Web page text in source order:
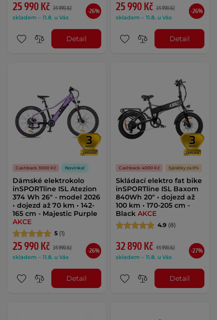
25 990 Kč 34 990 Kč
skladem – 11.8. u Vás
-26%
Detail
25 990 Kč 34 990 Kč
skladem – 11.8. u Vás
-26%
Detail
Cashback 3000 Kč Novinka!
Dámské elektrokolo
inSPORTline ISL Atezion
374 Wh 26" - model 2026
• dojezd až 70 km • 142-
165 cm - Majestic Purple
AKCE
5 (1)
25 990 Kč 34 990 Kč
skladem – 11.8. u Vás
-26%
Detail
Cashback 4000 Kč Splátky za 0%
Skládací elektro fat bike
inSPORTline ISL Baxom
840Wh 20" • dojezd až
100 km • 170-205 cm -
Black AKCE
4.9 (8)
32 890 Kč 44 990 Kč
skladem – 11.8. u Vás
-27%
Detail